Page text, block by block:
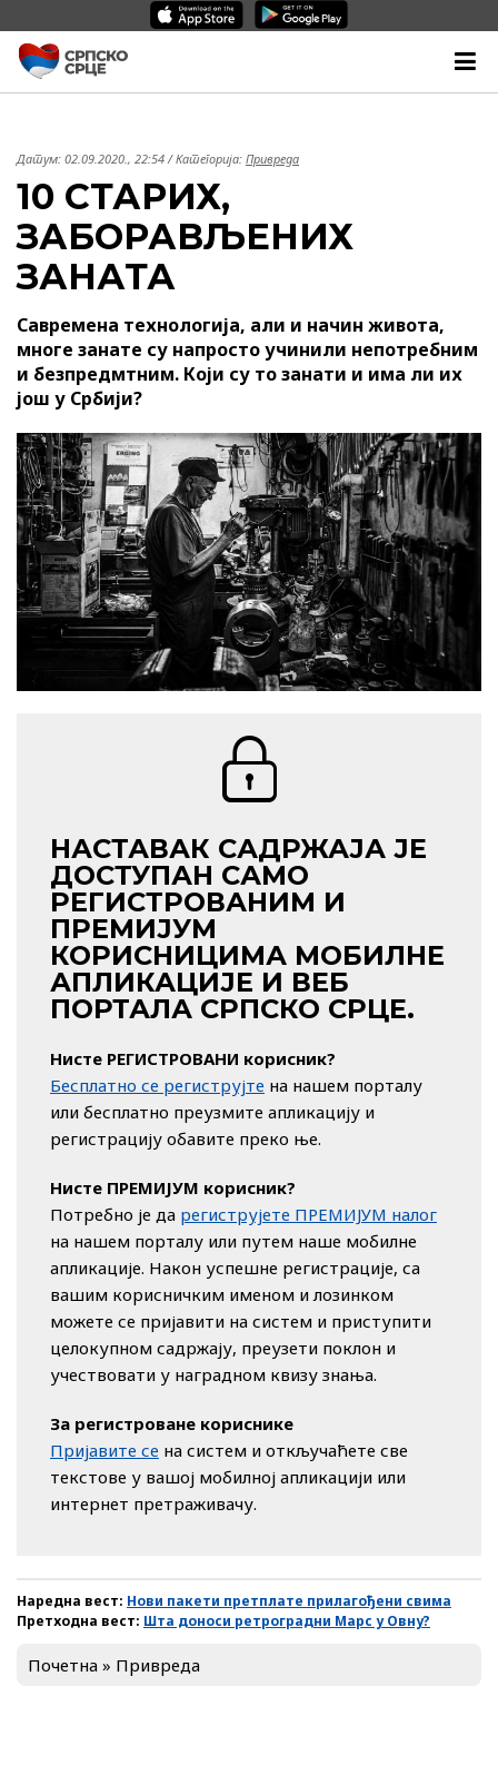
Датум: 02.09.2020., 22:54/ Категорија: Привреда
10 СТАРИХ,
ЗАБОРАВЉЕНИХ
ЗАНАТА
Савремена технологија, али и начин живота,
многе занате су напросто учинили непотребним
и безпредмтним. Који су то занати и има ли их
још у Србији?
НАСТАВАК САДРЖАЈА ЈЕ
ДОСТУПАН САМО
РЕГИСТРОВАНИМ И
ПРЕМИЈУМ
КОРИСНИЦИМА МОБИЛНЕ
АПЛИКАЦИЈЕ И ВЕБ
ПОРТАЛА СРПСКО СРЦЕ.
Нисте РЕГИСТРОВАНИ корисник?
Бесплатно се региструјте на нашем порталу
или бесплатно преузмите апликацију и
регистрацију обавите преко ње.
Нисте ПРЕМИЈУМ корисник?
Потребно је да региструјете ПРЕМИЈУМ налог
на нашем порталу или путем наше мобилне
апликације. Након успешне регистрације, са
вашим корисничким именом и лозинком
можете се пријавити на систем и приступити
целокупном садржају, преузети поклон и
учествовати у наградном квизу знања.
За регистроване кориснике
Пријавите се на систем и откључаћете све
текстове у вашој мобилној апликацији или
интернет претраживачу.
Наредна вест: Нови пакети претплате прилагођени свима
Претходна вест: Шта доноси ретроградни Марс у Овну?
Почетна » Привреда